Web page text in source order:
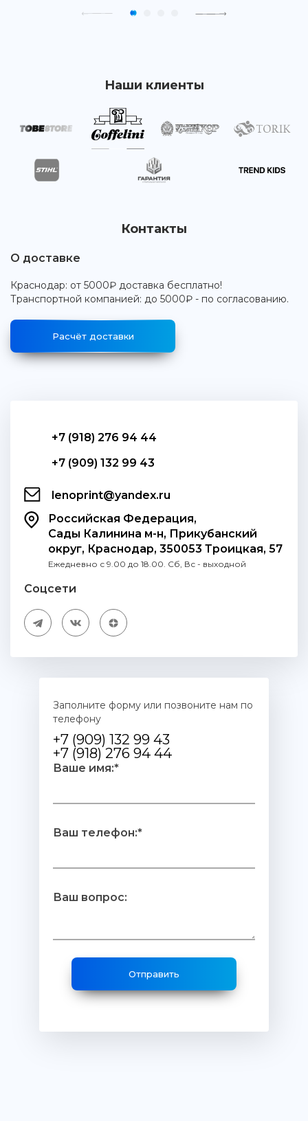
Наши клиенты
Контакты
О доставке
Краснодар: от 5000₽ доставка бесплатно!
Транспортной компанией: до 5000₽ - по согласованию.
Расчёт доставки
+7 (918) 276 94 44
+7 (909) 132 99 43
lenoprint@yandex.ru
Российская Федерация,
Сады Калинина м-н, Прикубанский
округ, Краснодар, 350053 Троицкая, 57
Ежедневно с 9.00 до 18.00. Сб, Вс - выходной
Соцсети
Заполните форму или позвоните нам по
телефону
+7 (909) 132 99 43
+7 (918) 276 94 44
Ваше имя:*
Ваш телефон:*
Ваш вопрос: